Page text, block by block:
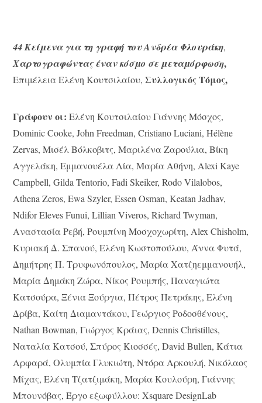
44 Κείμενα για τη γραφή του Ανδρέα Φλουράκη,
Χαρτογραφώντας έναν κόσμο σε μεταμόρφωση,
Επιμέλεια Ελένη Κουτσιλαίου,Συλλογικός Τόμος,
Γράφουν οι:Ελένη Κουτσιλαίου Γιάννης Μόσχος,
Dominic Cooke, John Freedman, Cristiano Luciani, Hélène
Zervas, Μισέλ Βόλκοβιτς, Μαριλένα Ζαρούλια, Βίκη
Αγγελάκη, Εμμανουέλα Λία, Μαρία Αθήνη, Alexi Kaye
Campbell, Gilda Tentorio, Fadi Skeiker, Rodo Vilalobos,
Athena Zeros, Ewa Szyler, Essen Osman, Keatan Jadhav,
Ndifor Eleves Funui, Lillian Viveros, Richard Twyman,
Αναστασία Ρεβή, Ρουμπίνη Μοσχοχωρίτη, Alex Chisholm,
Κυριακή Δ. Σπανού, Ελένη Κωστοπούλου, Άννα Φυτά,
Δημήτρης Π. Τρυφωνόπουλος, Μαρία Χατζηεμμανουήλ,
Μαρία Δημάκη Ζώρα, Νίκος Ρουμπής, Παναγιώτα
Κατσούρα, Ξένια Ξούργια, Πέτρος Πετράκης, Ελένη
Δρίβα, Καίτη Διαμαντάκου, Γεώργιος Ροδοσθένους,
Nathan Bowman, Γιώργος Κράιας, Dennis Christilles,
Ναταλία Κατσού, Σπύρος Κιοσσές, David Bullen, Κάτια
Αρφαρά, Ολυμπία Γλυκιώτη, Ντόρα Αρκουλή, Νικόλαος
Μίχας, Ελένη Τζατζιμάκη, Μαρία Κουλούρη, Γιάννης
Μπουνόβας, Έργο εξωφύλλου: Xsquare DesignLab